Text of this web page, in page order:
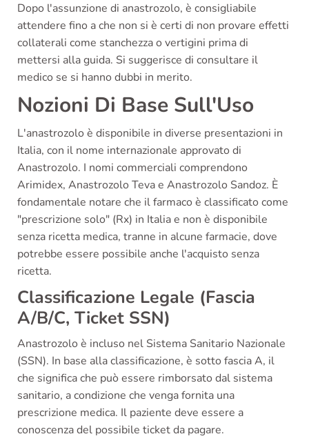
Dopo l'assunzione di anastrozolo, è consigliabile
attendere fino a che non si è certi di non provare effetti
collaterali come stanchezza o vertigini prima di
mettersi alla guida. Si suggerisce di consultare il
medico se si hanno dubbi in merito.
Nozioni Di Base Sull'Uso
L'anastrozolo è disponibile in diverse presentazioni in
Italia, con il nome internazionale approvato di
Anastrozolo. I nomi commerciali comprendono
Arimidex, Anastrozolo Teva e Anastrozolo Sandoz. È
fondamentale notare che il farmaco è classificato come
"prescrizione solo" (Rx) in Italia e non è disponibile
senza ricetta medica, tranne in alcune farmacie, dove
potrebbe essere possibile anche l'acquisto senza
ricetta.
Classificazione Legale (Fascia
A/B/C, Ticket SSN)
Anastrozolo è incluso nel Sistema Sanitario Nazionale
(SSN). In base alla classificazione, è sotto fascia A, il
che significa che può essere rimborsato dal sistema
sanitario, a condizione che venga fornita una
prescrizione medica. Il paziente deve essere a
conoscenza del possibile ticket da pagare.